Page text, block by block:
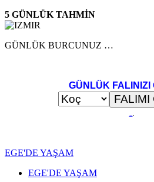
5 GÜNLÜK TAHMİN
GÜNLÜK BURCUNUZ …
GÜNLÜK FALINIZI
...
EGE'DE YAŞAM
EGE'DE YAŞAM